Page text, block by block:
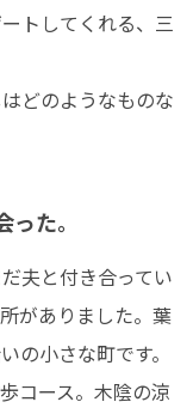
トしてくれる、三
どのようなものな
た。
夫と付き合ってい
がありました。葉
の小さな町です。
コース。木陰の涼